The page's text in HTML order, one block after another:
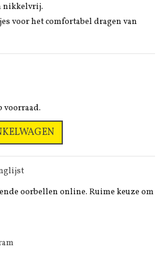
nikkelvrij.
voor het comfortabel dragen van
voorraad.
oorbellen online. Ruime keuze om